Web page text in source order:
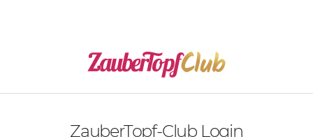
ZauberTopf-Club Login